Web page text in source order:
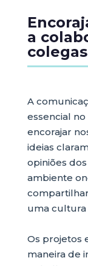
a
colegas
A
essencial
encorajar
ideias
opiniões
ambiente
uma cultura
Os projetos
maneira de